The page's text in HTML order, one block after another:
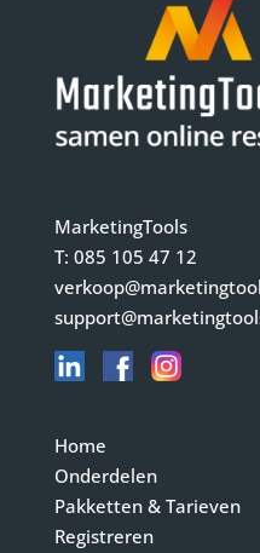
MarketingTools
T: 085 105 47 12
Home
Onderdelen
Pakketten & Tarieven
Registreren